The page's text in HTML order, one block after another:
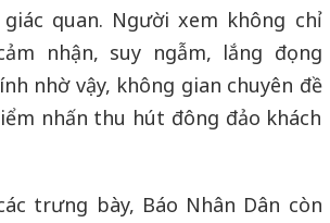
quan. Người xem không chỉ
nhận, suy ngẫm, lắng đọng
nhờ vậy, không gian chuyên đề
nhấn thu hút đông đảo khách
trưng bày, Báo Nhân Dân còn